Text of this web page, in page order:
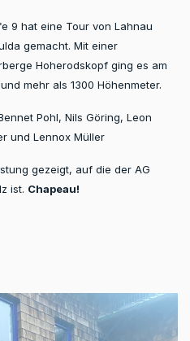
9 hat eine Tour von Lahnau
gemacht. Mit einer
Hoherodskopf ging es am
mehr als 1300 Höhenmeter.
Pohl, Nils Göring, Leon
und Lennox Müller
gezeigt, auf die der AG
ist. Chapeau!